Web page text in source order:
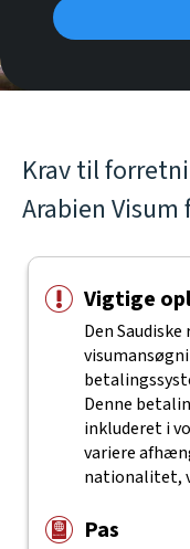
Krav til
Arabien
Vigtige
Den
Denne
inkluderet i
variere
nationalitet,
Pas